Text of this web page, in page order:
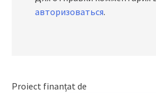
авторизоваться.
Proiect finanțat de